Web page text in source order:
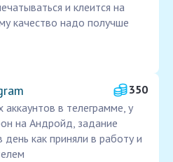
и клеится на
качество надо получше
350
аккаунтов в телеграмме, у
на Андройд, задание
как приняли в работу и